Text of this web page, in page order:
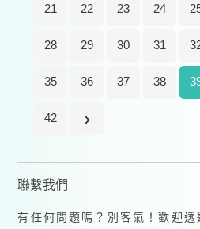
21 22 23 24
28 29 30 31
35 36 37 38
42
聯繫我們
有任何問題嗎？別客氣！歡迎